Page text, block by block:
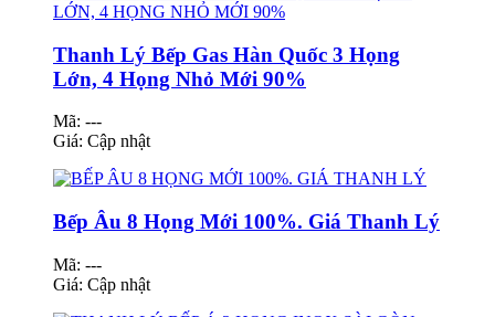
Thanh Lý Bếp Gas Hàn Quốc 3 Họng
Lớn, 4 Họng Nhỏ Mới 90%
Mã: ---
Giá: Cập nhật
Bếp Âu 8 Họng Mới 100%. Giá Thanh Lý
Mã: ---
Giá: Cập nhật